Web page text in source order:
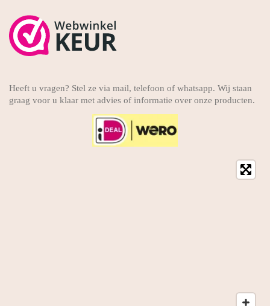
Heeft u vragen? Stel ze via mail, telefoon of whatsapp. Wij staan
graag voor u klaar met advies of informatie over onze producten.